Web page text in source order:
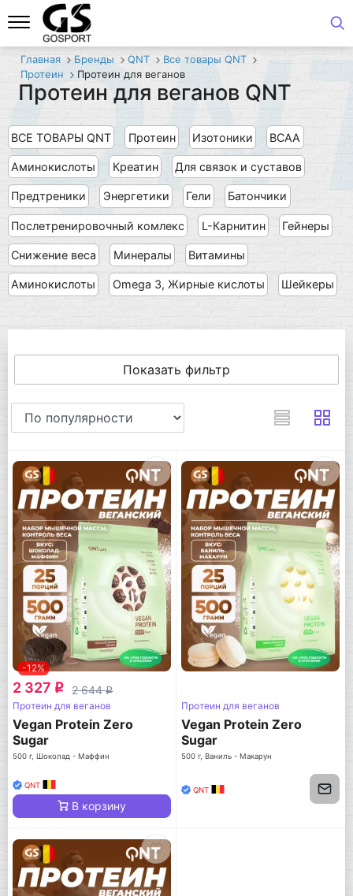
Главная Бренды QNT
Все товары QNT
Протеин
Протеин для веганов
Протеин для веганов QNT
ВСЕ ТОВАРЫ QNT Протеин Изотоники BCAA
Аминокислоты Креатин Для связок и суставов
Предтреники Энергетики Гели Батончики
Послетренировочный комлекс L-Карнитин Гейнеры
Снижение веса Минералы Витамины
Аминокислоты Omega 3, Жирные кислоты Шейкеры
Показать фильтр
-12%
2 327 q 2 644q
Протеин для веганов
Vegan Protein Zero
Sugar
500 г, Шоколад - Маффин
QNT
В корзину
Протеин для веганов
Vegan Protein Zero
Sugar
500 г, Ваниль - Макарун
QNT